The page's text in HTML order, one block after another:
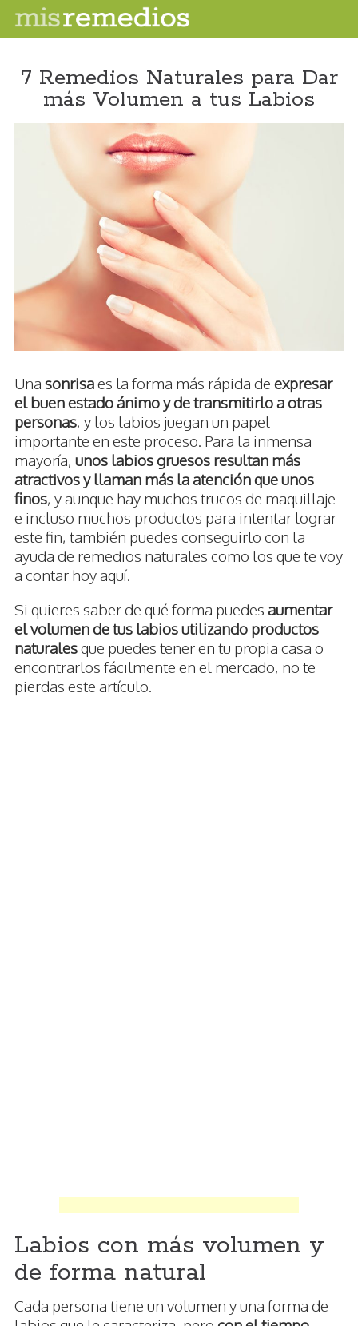
7 Remedios Naturales para Dar
más Volumen a tus Labios
Una sonrisaes la forma más rápida de expresar
el buen estado ánimo y de transmitirlo a otras
personas, y los labios juegan un papel
importante en este proceso. Para la inmensa
mayoría, unos labios gruesos resultan más
atractivos y llaman más la atención que unos
finos, y aunque hay muchos trucos de maquillaje
e incluso muchos productos para intentar lograr
este fin, también puedes conseguirlo con la
ayuda de remedios naturales como los que te voy
a contar hoy aquí.
Si quieres saber de qué forma puedes aumentar
el volumen de tus labios utilizando productos
naturalesque puedes tener en tu propia casa o
encontrarlos fácilmente en el mercado, no te
pierdas este artículo.
Labios con más volumen y
de forma natural
Cada persona tiene un volumen y una forma de